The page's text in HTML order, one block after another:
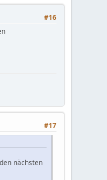
#16
#17
nächsten